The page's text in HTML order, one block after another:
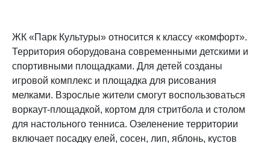
ЖК «Парк Культуры» относится к классу «комфорт».
Территория оборудована современными детскими и
спортивными площадками. Для детей созданы
игровой комплекс и площадка для рисования
мелками. Взрослые жители смогут воспользоваться
воркаут-площадкой, кортом для стритбола и столом
для настольного тенниса. Озеленение территории
включает посадку елей, сосен, лип, яблонь, кустов